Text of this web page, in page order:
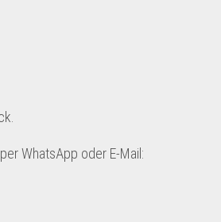
WhatsApp oder E-Mail: